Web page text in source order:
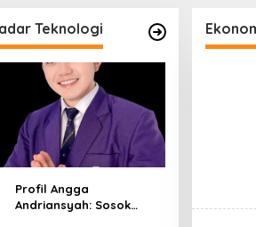
RUDAL KAPAL
DAN USV
Rangga
Teknologi
Profil Angga
Andriansyah: Sosok